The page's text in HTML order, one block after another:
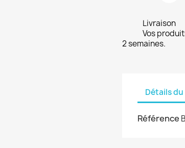
Livraison
Vos
2 semaines.
Détails
Référence